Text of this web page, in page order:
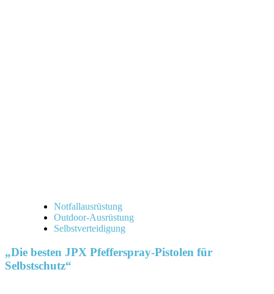
Notfallausrüstung
Outdoor-Ausrüstung
Selbstverteidigung
„Die besten JPX Pfefferspray-Pistolen für
Selbstschutz“